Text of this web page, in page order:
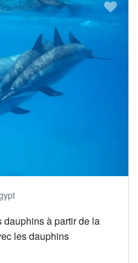
à partir de la
les dauphins